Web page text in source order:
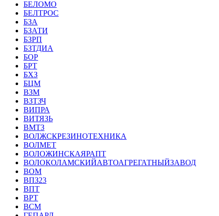
БЕЛОМО
БЕЛТРОС
БЗА
БЗАТИ
БЗРП
БЗТДИА
БОР
БРТ
БХЗ
БЦМ
ВЗМ
ВЗТЗЧ
ВИПРА
ВИТЯЗЬ
ВМТЗ
ВОЛЖСКРЕЗИНОТЕХНИКА
ВОЛМЕТ
ВОЛОЖИНСКАЯРАПТ
ВОЛОКОЛАМСКИЙАВТОАГРЕГАТНЫЙЗАВОД
ВОМ
ВПЗ23
ВПТ
ВРТ
ВСМ